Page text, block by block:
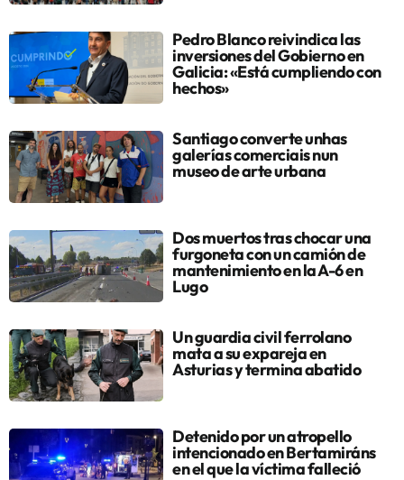
Pedro Blanco reivindica las
inversiones del Gobierno en
Galicia: «Está cumpliendo con
hechos»
Santiago converte unhas
galerías comerciais nun
museo de arte urbana
Dos muertos tras chocar una
furgoneta con un camión de
mantenimiento en la A-6 en
Lugo
Un guardia civil ferrolano
mata a su expareja en
Asturias y termina abatido
Detenido por un atropello
intencionado en Bertamiráns
en el que la víctima falleció